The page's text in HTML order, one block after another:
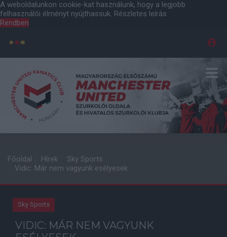
A weboldalunkon cookie-kat használunk, hogy a legjobb
felhasználói élményt nyújthassuk. Részletes leírás
Rendben
Főoldal Hírek
Sky Sports
Vidic: Már nem vagyunk esélyesek
Sky Sports
VIDIC: MÁR NEM VAGYUNK